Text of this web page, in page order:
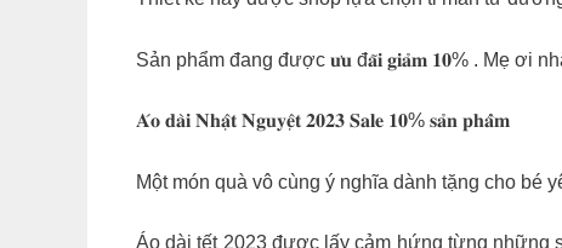
Sản phẩm đang được 𝐮̛𝐮 đ𝐚̃𝐢 𝐠𝐢𝐚̉𝐦 𝟏𝟎% . Mẹ ơi
𝐀́𝐨 𝐝𝐚̀𝐢 𝐍𝐡𝐚̣̂𝐭 𝐍𝐠𝐮𝐲𝐞̣̂𝐭 𝟐𝟎𝟐𝟑 𝐒𝐚𝐥𝐞 𝟏𝟎% 𝐬𝐚̉𝐧 𝐩𝐡𝐚̂̉𝐦
Một món quà vô cùng ý nghĩa dành tặng cho bé
Áo dài tết 2023 được lấy cảm hứng từng những